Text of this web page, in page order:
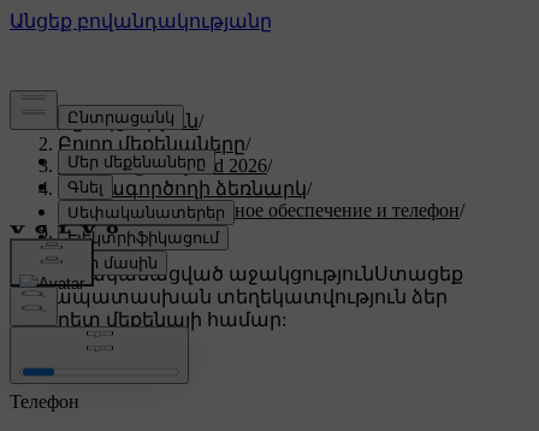
Աջակցություն/
Բոլոր մեքենաները/
XC60 Plug-in Hybrid 2026/
Օգտագործողի ձեռնարկ/
Дисплей, программное обеспечение и телефон/
Телефон
Անհատականացված աջակցությունՍտացեք
համապատասխան տեղեկատվություն ձեր
կոնկրետ մեքենայի համար:
Телефон